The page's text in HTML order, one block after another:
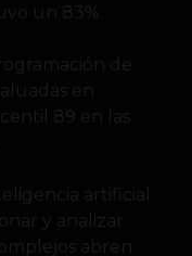
un 83%.
de
en
89 en las
artificial
y analizar
abren